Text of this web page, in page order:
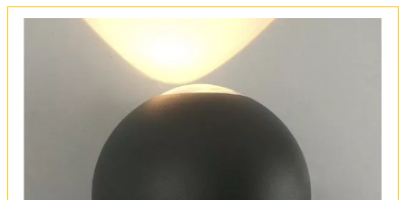
Все о товаре
Комплект лампочек
Вся коллекция
Оплата и доставка
Обмен и возврат